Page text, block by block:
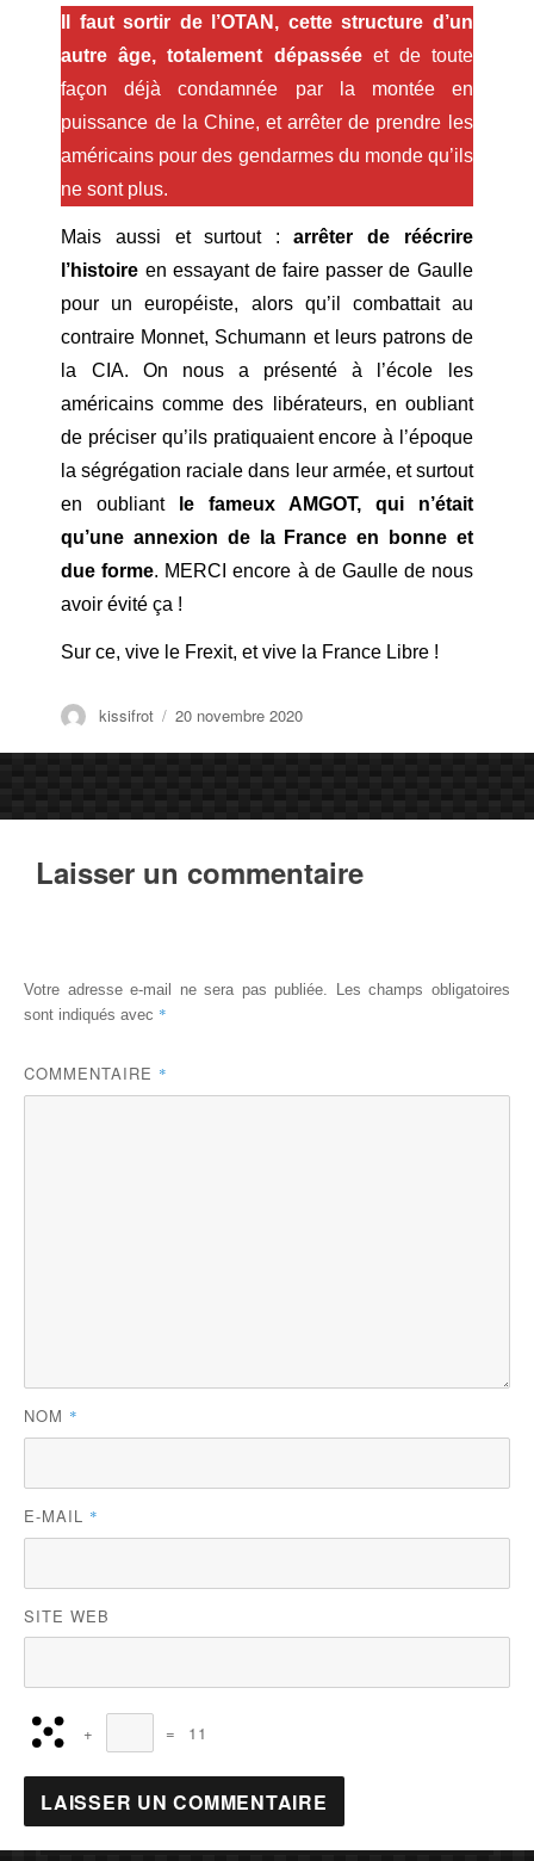
Il faut sortir de l’OTAN, cette structure d’un
autre âge, totalement dépassée et de toute
façon déjà condamnée par la montée en
puissance de la Chine, et arrêter de prendre les
américains pour des gendarmes du monde qu’ils
ne sont plus.
Mais aussi et surtout :arrêter de réécrire
l’histoire en essayant de faire passer de Gaulle
pour un européiste, alors qu’il combattait au
contraire Monnet, Schumann et leurs patrons de
la CIA. On nous a présenté à l’école les
américains comme des libérateurs, en oubliant
de préciser qu’ils pratiquaient encore à l’époque
la ségrégation raciale dans leur armée, et surtout
en oubliant
le fameux AMGOT, qui n’était
qu’une annexion de la France en bonne et
due forme. MERCI encore à de Gaulle de nous
avoir évité ça !
Sur ce, vive le Frexit, et vive la France Libre !
Auteur
kissifrot
Publié
20 novembre 2020
Laisser un commentaire
Votre adresse e-mail ne sera pas publiée.
Les champs obligatoires
sont indiqués avec *
COMMENTAIRE *
NOM *
E-MAIL *
SITE WEB
+ = 11